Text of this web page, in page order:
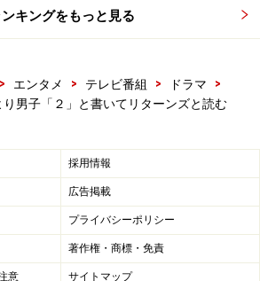
キングをもっと見る
> エンタメ > テレビ番組 > ドラマ
>
り男子「２」と書いてリターンズと読む
採用情報
広告掲載
プライバシーポリシー
著作権・商標・免責
意 サイトマップ